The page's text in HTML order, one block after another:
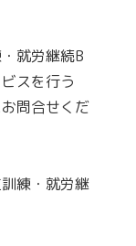
就労継続B
スを行う
問合せくだ
練・就労継